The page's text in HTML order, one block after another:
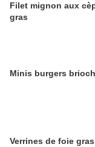
Filet mignon aux
gras
Minis burgers
Verrines de foie